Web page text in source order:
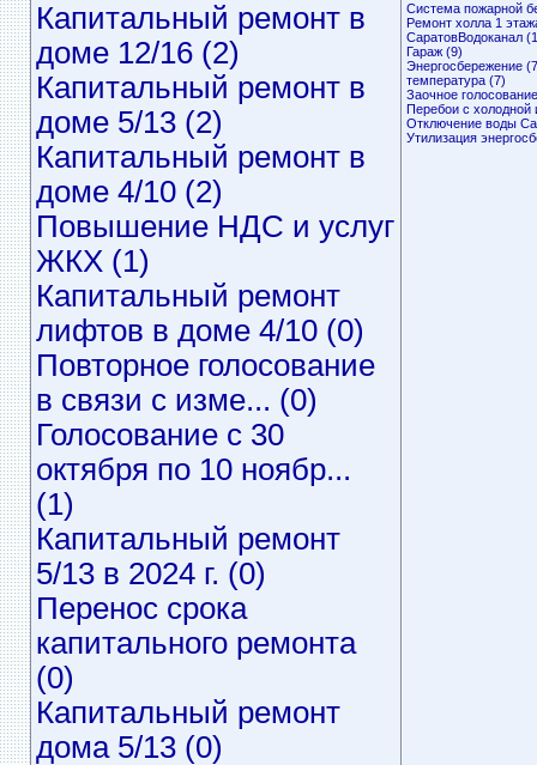
Капитальный ремонт в
доме 12/16 (2)
Капитальный ремонт в
доме 5/13 (2)
Капитальный ремонт в
доме 4/10 (2)
Повышение НДС и услуг
ЖКХ (1)
Капитальный ремонт
лифтов в доме 4/10 (0)
Повторное голосование
в связи с изме... (0)
Голосование с 30
октября по 10 ноябр...
(1)
Капитальный ремонт
5/13 в 2024 г. (0)
Перенос срока
капитального ремонта
(0)
Капитальный ремонт
дома 5/13 (0)
Система пожарной
Ремонт холла 1
СаратовВодоканал
Гараж (9)
Энергосбережение
температура (7)
Заочное
Перебои с холодной
Отключение воды
Утилизация